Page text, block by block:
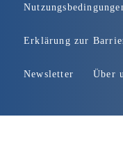
Erklärung zur
Newsletter Über